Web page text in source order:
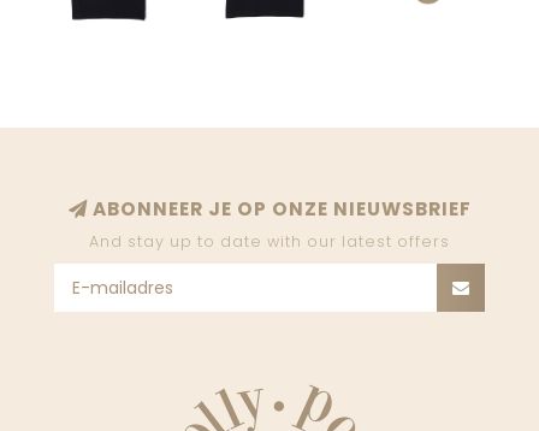
ABONNEER JE OP ONZE NIEUWSBRIEF
And stay up to date with our latest offers